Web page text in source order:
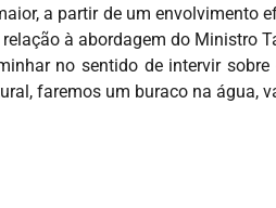
a partir de um envolvimento
à abordagem do Ministro
no sentido de intervir
faremos um buraco na água,